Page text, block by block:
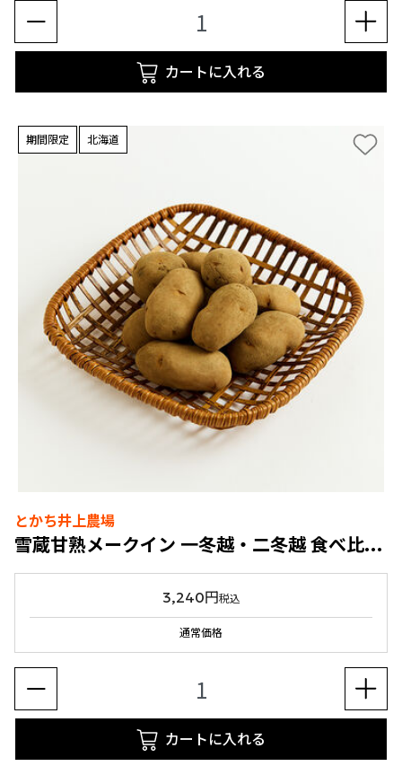
カートに入れる
期間限定 北海道
とかち井上農場
雪蔵甘熟メークイン 一冬越・二冬越 食べ比べセット
3,240円税込
通常価格
カートに入れる